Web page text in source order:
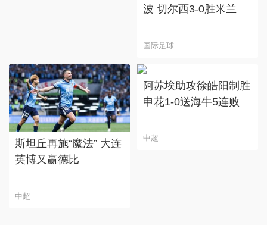
波 切尔西3-0胜米兰
国际足球
斯坦丘再施“魔法” 大连
英博又赢德比
中超
阿苏埃助攻徐皓阳制胜
申花1-0送海牛5连败
中超